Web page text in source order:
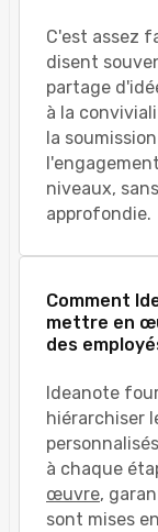
C'est assez
disent
partage
à la
la
niveaux,
approfondie.
Comment
mettre en
des
Ideanote
hiérarchiser
à chaque
œuvre,
sont mises